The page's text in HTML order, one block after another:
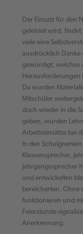
Der Einsatz für den
geleistet wird,
viele eine
ausdrücklich Danke
gewürdigt, welches
Herausforderungen
Da wurden
Mitschüler
doch wieder in die
geben, wurden
Arbeitseinsätze bei
In den
Klassensprecher,
Jahrgangssprecher
und entwickelten
bereicherten. Ohne
funktionieren und
Feierstunde
Anerkennung.